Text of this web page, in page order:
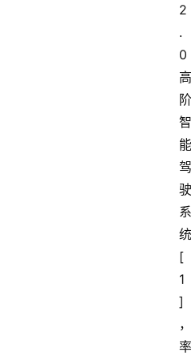
2
.
0
高
阶
智
能
驾
驶
系
统
[
1
]
，
率